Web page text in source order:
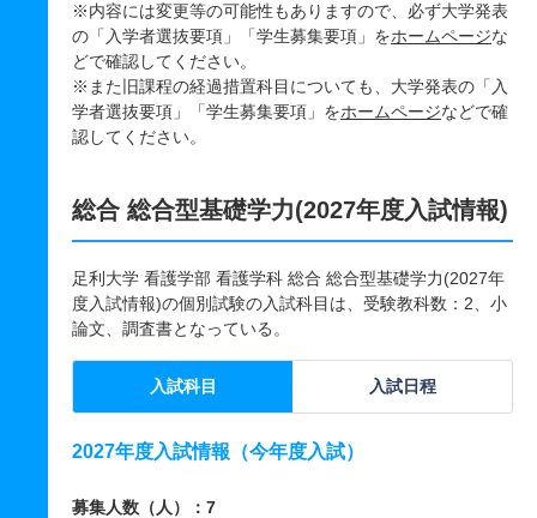
※内容には変更等の可能性もありますので、必ず大学発表
の「入学者選抜要項」「学生募集要項」をホームページな
どで確認してください。
※また旧課程の経過措置科目についても、大学発表の「入
学者選抜要項」「学生募集要項」をホームページなどで確
認してください。
総合 総合型基礎学力(2027年度入試情報)
足利大学 看護学部 看護学科 総合 総合型基礎学力(2027年
度入試情報)の個別試験の入試科目は、受験教科数：2、小
論文、調査書となっている。
入試科目 入試日程
2027年度入試情報（今年度入試）
募集人数（人）：7